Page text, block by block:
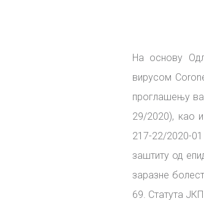
На основу
вирусом
проглашењу
29/2020), као
217-22/2020-
заштиту од
заразне
69. Статута